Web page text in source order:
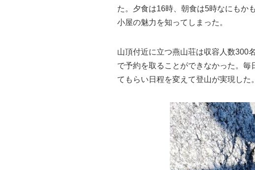
た。夕食は16時、朝食は5時なにもか
小屋の魅力を知ってしまった。
山頂付近に立つ燕山荘は収容人数300
で予約を取ることができなかった。
てもらい日程を変えて登山が実現した